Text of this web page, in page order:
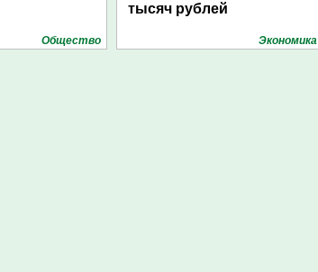
Общество
тысяч рублей
Экономика